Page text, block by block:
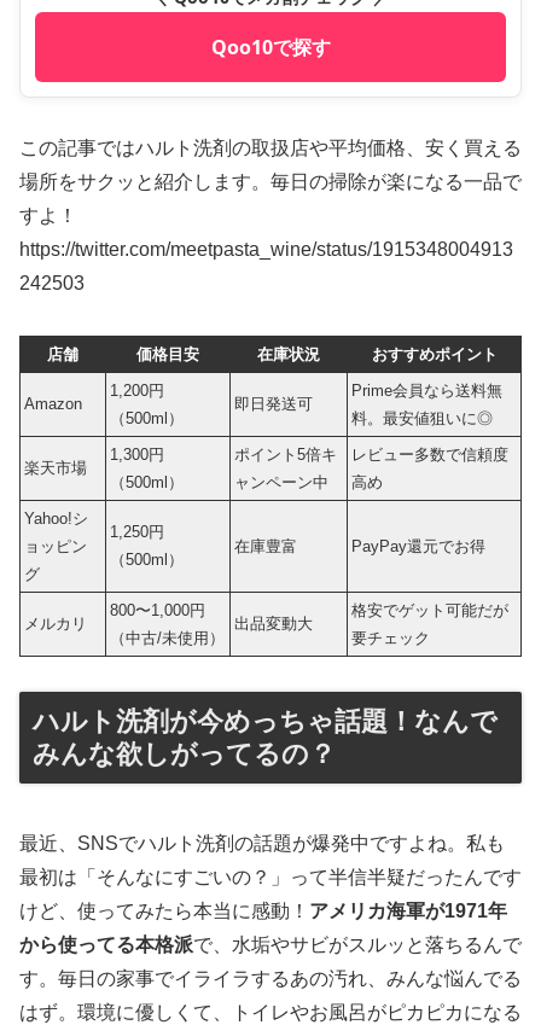
Qoo10で探す
この記事ではハルト洗剤の取扱店や平均価格、安く買える
場所をサクッと紹介します。毎日の掃除が楽になる一品で
すよ！
https://twitter.com/meetpasta_wine/status/1915348004913
242503
店舗 価格目安 在庫状況 おすすめポイント
Amazon
1,200円
（500ml）
即日発送可
Prime会員なら送料無
料。最安値狙いに◎
楽天市場
1,300円
（500ml）
ポイント5倍キ
ャンペーン中
レビュー多数で信頼度
高め
Yahoo!シ
ョッピン
グ
1,250円
（500ml）
在庫豊富 PayPay還元でお得
メルカリ
800〜1,000円
（中古/未使用）
出品変動大
格安でゲット可能だが
要チェック
ハルト洗剤が今めっちゃ話題！なんで
みんな欲しがってるの？
最近、SNSでハルト洗剤の話題が爆発中ですよね。私も
最初は「そんなにすごいの？」って半信半疑だったんです
けど、使ってみたら本当に感動！ アメリカ海軍が1971年
から使ってる本格派で、水垢やサビがスルッと落ちるんで
す。毎日の家事でイライラするあの汚れ、みんな悩んでる
はず。環境に優しくて、トイレやお風呂がピカピカになる